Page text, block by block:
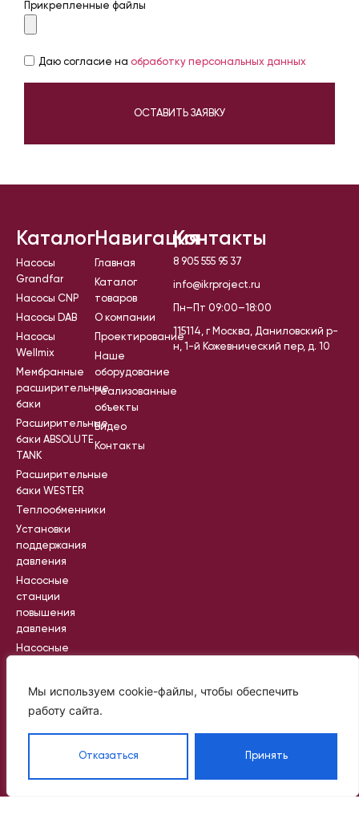
Мы используем cookie-файлы, чтобы обеспечить
работу сайта.
Отказаться Принять
Прикрепленные файлы
Даю согласие на обработку персональных данных
ОСТАВИТЬ ЗАЯВКУ
Каталог
Насосы
Grandfar
Насосы CNP
Насосы DAB
Насосы
Wellmix
Мембранные
расширительные
баки
Расширительные
баки ABSOLUTE
TANK
Расширительные
баки WESTER
Теплообменники
Установки
поддержания
давления
Насосные
станции
повышения
давления
Насосные
Промышленные
насосные
станции
Навигация
Главная
Каталог
товаров
О компании
Проектирование
Наше
оборудование
Реализованные
объекты
Видео
Контакты
Контакты
8 905 555 95 37
info@ikrproject.ru
Пн–Пт 09:00–18:00
115114, г Москва, Даниловский р-
н, 1-й Кожевнический пер, д. 10